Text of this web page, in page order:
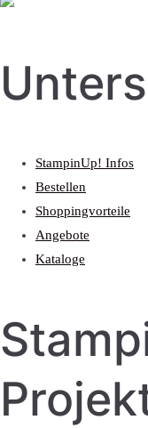
StampinUp! Infos
Bestellen
Shoppingvorteile
Angebote
Kataloge